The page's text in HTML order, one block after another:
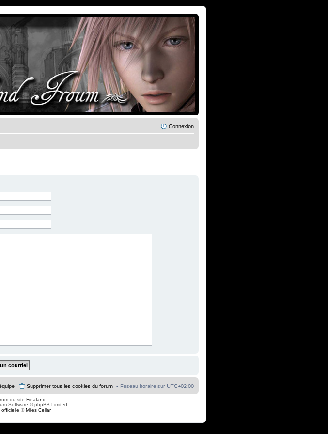
Connexion
Fuseau horaire sur UTC+02:00
Supprimer tous les cookies du forum
du site Finaland
Software © phpBB Limited
©Miles Cellar